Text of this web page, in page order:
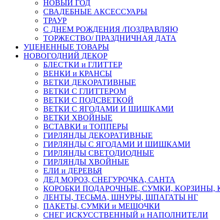
НОВЫЙ ГОД
СВАДЕБНЫЕ АКСЕССУАРЫ
ТРАУР
С ДНЕМ РОЖДЕНИЯ /ПОЗДРАВЛЯЮ
ТОРЖЕСТВО/ ПРАЗДНИЧНАЯ ДАТА
УЦЕНЕННЫЕ ТОВАРЫ
НОВОГОДНИЙ ДЕКОР
БЛЕСТКИ и ГЛИТТЕР
ВЕНКИ и КРАНСЫ
ВЕТКИ ДЕКОРАТИВНЫЕ
ВЕТКИ С ГЛИТТЕРОМ
ВЕТКИ С ПОДСВЕТКОЙ
ВЕТКИ С ЯГОДАМИ И ШИШКАМИ
ВЕТКИ ХВОЙНЫЕ
ВСТАВКИ и ТОППЕРЫ
ГИРЛЯНДЫ ДЕКОРАТИВНЫЕ
ГИРЛЯНДЫ С ЯГОДАМИ И ШИШКАМИ
ГИРЛЯНДЫ СВЕТОДИОДНЫЕ
ГИРЛЯНДЫ ХВОЙНЫЕ
ЕЛИ и ДЕРЕВЬЯ
ДЕД МОРОЗ, СНЕГУРОЧКА, САНТА
КОРОБКИ ПОДАРОЧНЫЕ, СУМКИ,
ЛЕНТЫ, ТЕСЬМА, ШНУРЫ, ШПАГАТЫ НГ
ПАКЕТЫ, СУМКИ и МЕШОЧКИ
СНЕГ ИСКУССТВЕННЫЙ и НАПОЛНИТЕЛИ